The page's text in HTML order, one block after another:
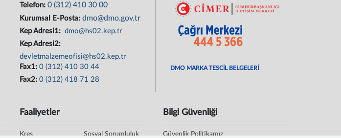
Telefon: 0 (312) 410 30 00
Kurumsal E-Posta: dmo@dmo.gov.tr
Kep Adresi1: dmo@hs02.kep.tr
Kep Adresi2:
devletmalzemeofisi@hs02.kep.tr
Fax1: 0 (312) 410 30 44
Fax2: 0 (312) 418 71 28
DMO MARKA TESCİL BELGELERİ
Faaliyetler
Kreş Sosyal Sorumluluk
Bilgi Güvenliği
Güvenlik Politikamız